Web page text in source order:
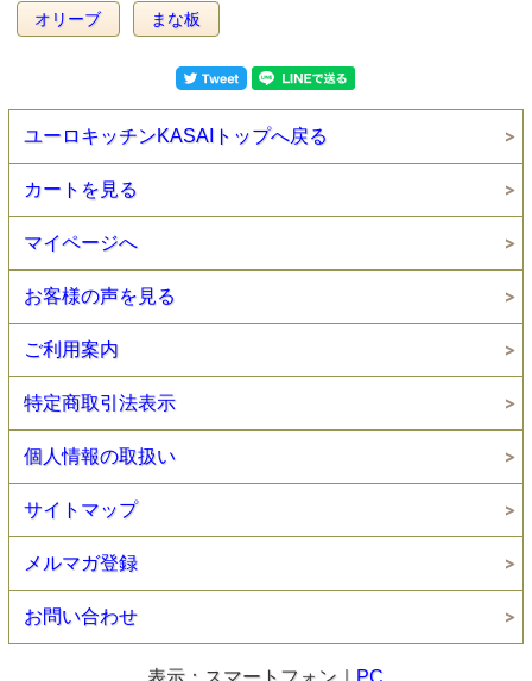
オリーブ まな板
ユーロキッチンKASAIトップへ戻る
カートを見る
マイページへ
お客様の声を見る
ご利用案内
特定商取引法表示
個人情報の取扱い
サイトマップ
メルマガ登録
お問い合わせ
表示：スマートフォン｜ PC